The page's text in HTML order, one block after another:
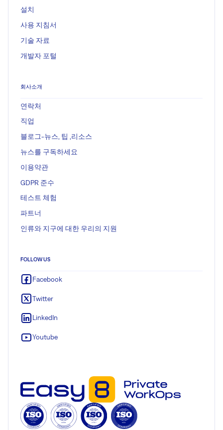
설치
사용 지침서
기술 자료
개발자 포털
회사소개
연락처
직업
블로그-뉴스, 팁 ,리소스
뉴스를 구독하세요
이용약관
GDPR 준수
테스트 체험
파트너
인류와 지구에 대한 우리의 지원
FOLLOW US
Facebook
Twitter
LinkedIn
Youtube